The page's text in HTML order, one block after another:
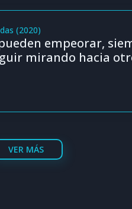
(2020)
empeorar,
mirando hacia
VER MÁS